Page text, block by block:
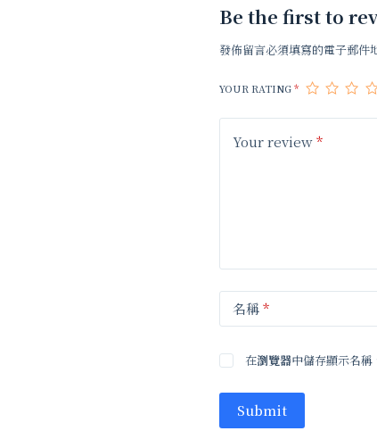
Be the first to
發佈留言必須填寫的電子郵件
YOUR RATING*
Your review*
名稱*
在瀏覽器中儲存顯示名稱
Submit